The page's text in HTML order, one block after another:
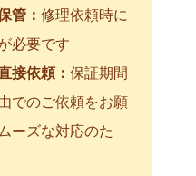
管： 修理依頼時に
必要です
接依頼： 保証期間
でのご依頼をお願
ーズな対応のた